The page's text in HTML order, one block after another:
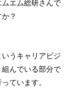
エム総研さんで
？
うキャリアビジ
んでいる部分で
ています。